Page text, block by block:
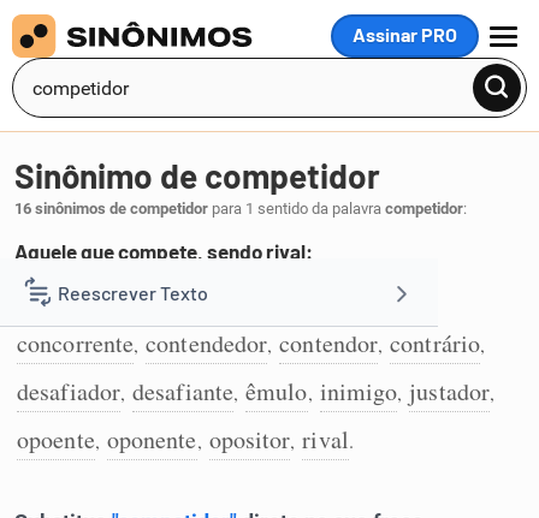
Assinar PRO
MENU
Reescrever Texto
Resumir Texto
Corrigir Texto
Sinônimo de competidor
16 sinônimos de competidor para 1 sentido da palavra competidor:
Aquele que compete, sendo rival:
1 antagonista,adversário competitivo
concorrente, contendedor, contendor, contrário,
desafiador, desafiante, êmulo, inimigo, justador,
opoente, oponente, opositor, rival.